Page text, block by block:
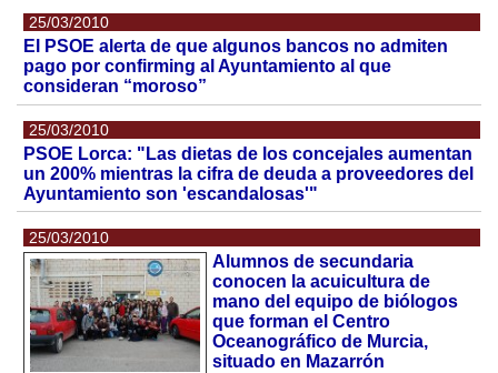
25/03/2010
El PSOE alerta de que algunos bancos no admiten
pago por confirming al Ayuntamiento al que
consideran “moroso”
25/03/2010
PSOE Lorca: "Las dietas de los concejales aumentan
un 200% mientras la cifra de deuda a proveedores del
Ayuntamiento son 'escandalosas'"
25/03/2010
Alumnos de secundaria
conocen la acuicultura de
mano del equipo de biólogos
que forman el Centro
Oceanográfico de Murcia,
situado en Mazarrón